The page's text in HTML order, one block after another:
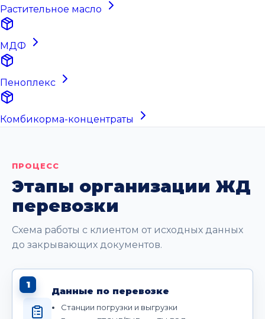
Растительное масло
МДФ
Пеноплекс
Комбикорма-концентраты
ПРОЦЕСС
Этапы организации ЖД
перевозки
Схема работы с клиентом от исходных данных
до закрывающих документов.
1
Данные по перевозке
Станции погрузки и выгрузки